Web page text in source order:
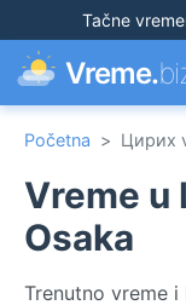
Tačne
Vreme.
Početna > Цирих
Vreme u
Osaka
Trenutno vreme